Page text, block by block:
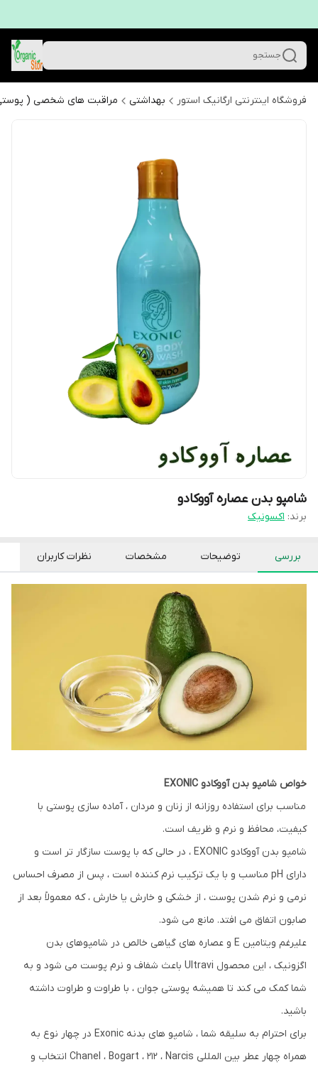
جستجو
فروشگاه اینترنتی ارگانیک استور بهداشتی مراقبت های شخصی (
شامپو بدن عصاره آووکادو
برند: اکسونیک
بررسی توضیحات مشخصات نظرات کاربران
خواص شامپو بدن آووکادو EXONIC
مناسب برای استفاده روزانه از زنان و مردان ، آماده سازی پوستی با
کیفیت، محافظ و نرم و ظریف است.
شامپو بدن آووکادو EXONIC ، در حالی که با پوست سازگار تر است و
دارای pH مناسب و با یک ترکیب نرم کننده است ، پس از مصرف احساس
نرمی و نرم شدن پوست ، از خشکی و خارش یا خارش ، که معمولاً بعد از
صابون اتفاق می افتد. مانع می شود.
علیرغم ویتامین E و عصاره های گیاهی خالص در شامپوهای بدن
اگزونیک ، این محصول Ultravi باعث شفاف و نرم پوست می شود و به
شما کمک می کند تا همیشه پوستی جوان ، با طراوت و طراوت داشته
باشید.
برای احترام به سلیقه شما ، شامپو های بدنه Exonic در چهار نوع به
همراه چهار عطر بین المللی Chanel ، Bogart ، ۲۱۲ ، Narcis انتخاب و